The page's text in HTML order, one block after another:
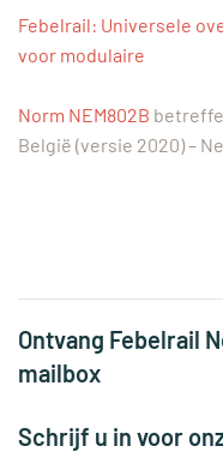
Febelrail: Universele
voor modulaire
Norm NEM802B
België (versie 2020) –
Ontvang Febelrail
mailbox
Schrijf u in voor